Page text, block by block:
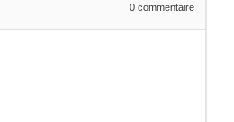
0 commentaire